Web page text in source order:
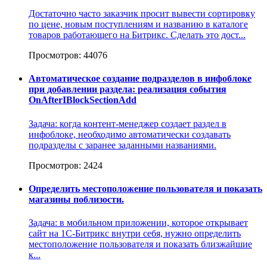
Достаточно часто заказчик просит вывести сортировку
по цене, новым поступлениям и названию в каталоге
товаров работающего на Битрикс. Сделать это дост...
Просмотров: 44076
Автоматическое создание подразделов в инфоблоке
при добавлении раздела: реализация события
OnAfterIBlockSectionAdd
Задача: когда контент-менеджер создает раздел в
инфоблоке, необходимо автоматически создавать
подразделы с заранее заданными названиями.
Просмотров: 2424
Определить местоположение пользователя и показать
магазины поблизости.
Задача: в мобильном приложении, которое открывает
сайт на 1С-Битрикс внутри себя, нужно определить
местоположение пользователя и показать близжайшие
к...